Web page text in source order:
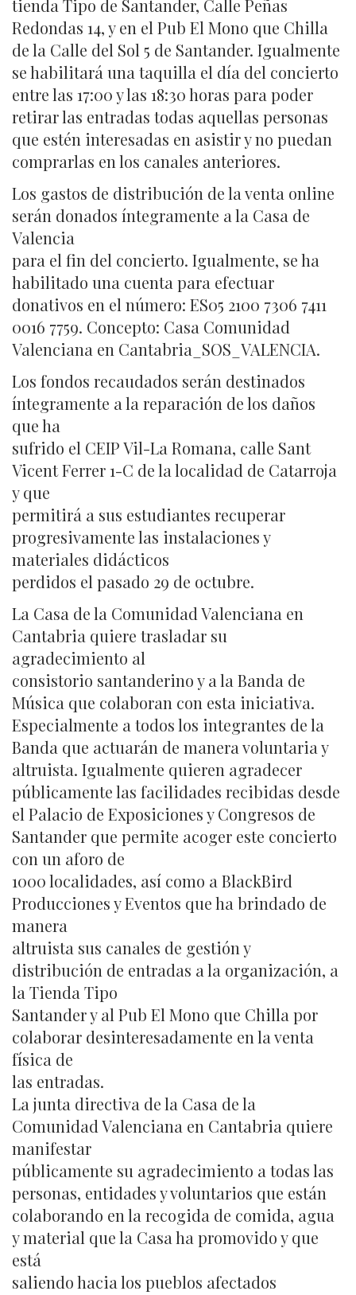
tienda Tipo de Santander, Calle Peñas
Redondas 14, y en el Pub El Mono que Chilla
de la Calle del Sol 5 de Santander. Igualmente
se habilitará una taquilla el día del concierto
entre las 17:00 y las 18:30 horas para poder
retirar las entradas todas aquellas personas
que estén interesadas en asistir y no puedan
comprarlas en los canales anteriores.
Los gastos de distribución de la venta online
serán donados íntegramente a la Casa de
Valencia
para el fin del concierto. Igualmente, se ha
habilitado una cuenta para efectuar
donativos en el número: ES05 2100 7306 7411
0016 7759. Concepto: Casa Comunidad
Valenciana en Cantabria_SOS_VALENCIA.
Los fondos recaudados serán destinados
íntegramente a la reparación de los daños
que ha
sufrido el CEIP Vil-La Romana, calle Sant
Vicent Ferrer 1-C de la localidad de Catarroja
y que
permitirá a sus estudiantes recuperar
progresivamente las instalaciones y
materiales didácticos
perdidos el pasado 29 de octubre.
La Casa de la Comunidad Valenciana en
Cantabria quiere trasladar su
agradecimiento al
consistorio santanderino y a la Banda de
Música que colaboran con esta iniciativa.
Especialmente a todos los integrantes de la
Banda que actuarán de manera voluntaria y
altruista. Igualmente quieren agradecer
públicamente las facilidades recibidas desde
el Palacio de Exposiciones y Congresos de
Santander que permite acoger este concierto
con un aforo de
1000 localidades, así como a BlackBird
Producciones y Eventos que ha brindado de
manera
altruista sus canales de gestión y
distribución de entradas a la organización, a
la Tienda Tipo
Santander y al Pub El Mono que Chilla por
colaborar desinteresadamente en la venta
física de
las entradas.
La junta directiva de la Casa de la
Comunidad Valenciana en Cantabria quiere
manifestar
públicamente su agradecimiento a todas las
personas, entidades y voluntarios que están
colaborando en la recogida de comida, agua
y material que la Casa ha promovido y que
está
saliendo hacia los pueblos afectados